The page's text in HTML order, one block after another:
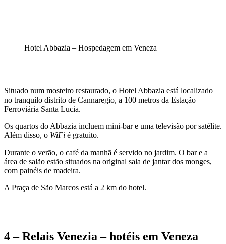
Hotel Abbazia – Hospedagem em Veneza
Situado num mosteiro restaurado, o Hotel Abbazia está localizado
no tranquilo distrito de Cannaregio, a 100 metros da Estação
Ferroviária Santa Lucia.
Os quartos do Abbazia incluem mini-bar e uma televisão por satélite.
Além disso, o WiFi é gratuito.
Durante o verão, o café da manhã é servido no jardim. O bar e a
área de salão estão situados na original sala de jantar dos monges,
com painéis de madeira.
A Praça de São Marcos está a 2 km do hotel.
4 –Relais Venezia– hotéis em Veneza